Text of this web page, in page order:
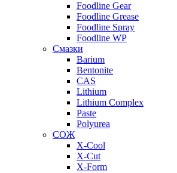
Foodline Gear
Foodline Grease
Foodline Spray
Foodline WP
Смазки
Barium
Bentonite
CAS
Lithium
Lithium Complex
Paste
Polyurea
СОЖ
X-Cool
X-Cut
X-Form